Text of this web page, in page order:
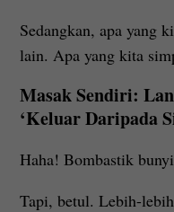
Sedangkan, apa yang
lain. Apa yang kita
Masak Sendiri:
‘Keluar Daripada
Haha! Bombastik
Tapi, betul. Lebih-